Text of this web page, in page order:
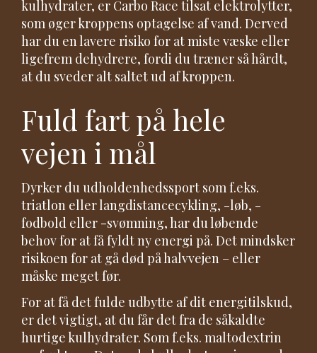
kulhydrater, er Carbo Race tilsat elektrolytter,
som øger kroppens optagelse af vand. Derved
har du en lavere risiko for at miste væske eller
ligefrem dehydrere, fordi du træner så hårdt,
at du sveder alt saltet ud af kroppen.
Fuld fart på hele
vejen i mål
Dyrker du udholdenhedssport som f.eks.
triatlon eller langdistancecykling, -løb, -
fodbold eller -svømning, har du løbende
behov for at få fyldt ny energi på. Det mindsker
risikoen for at gå død på halvvejen – eller
måske meget før.
For at få det fulde udbytte af dit energitilskud,
er det vigtigt, at du får det fra de såkaldte
hurtige kulhydrater. Som f.eks. maltodextrin